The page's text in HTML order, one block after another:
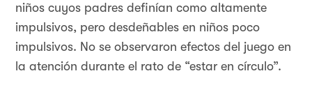
niños cuyos padres definían como altamente
impulsivos, pero desdeñables en niños poco
impulsivos. No se observaron efectos del juego en
la atención durante el rato de “estar en círculo”.